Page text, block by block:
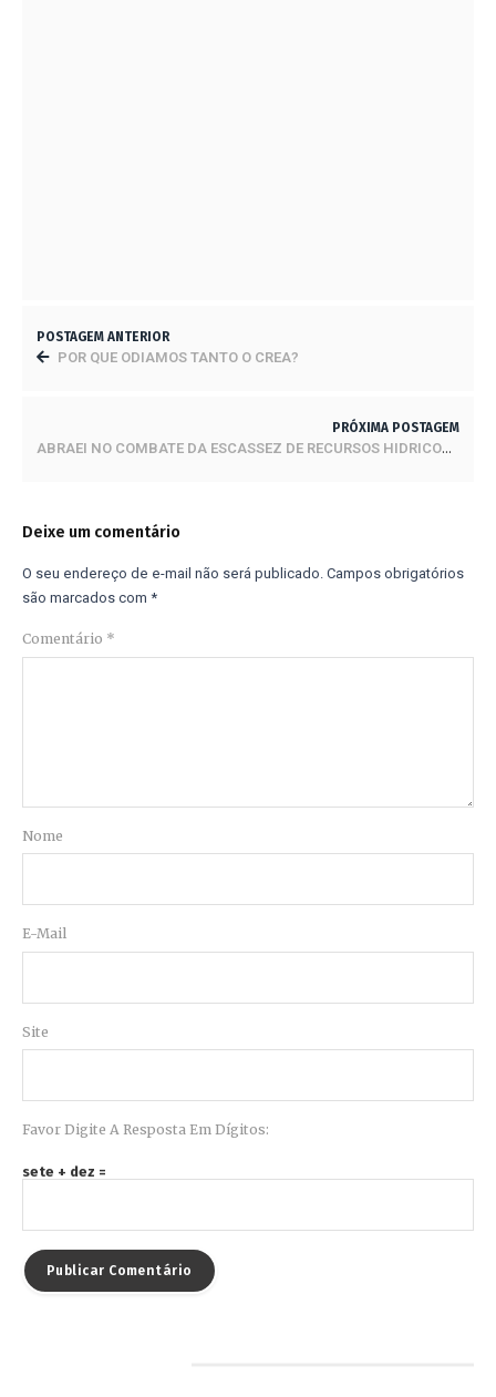
POSTAGEM ANTERIOR
POR QUE ODIAMOS TANTO O CREA?
PRÓXIMA POSTAGEM
ABRAEI NO COMBATE DA ESCASSEZ DE RECURSOS HIDRICOS EM UBERABA
Deixe um comentário
O seu endereço de e-mail não será publicado. Campos obrigatórios
são marcados com *
Comentário *
Nome
E-Mail
Site
Favor Digite A Resposta Em Dígitos:
sete + dez =